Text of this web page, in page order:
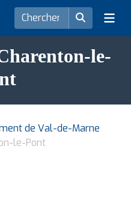
le-
de Val-de-Marne
le-Pont